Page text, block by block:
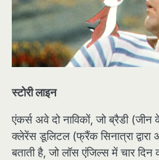
स्टोरी लाइन
एंकर्स अवे दो नाविकों, जो ब्रैडी (जीन
क्लेरेंस डूलिटल (फ्रैंक सिनात्रा द्वारा
बताती है, जो लॉस एंजिल्स में चार